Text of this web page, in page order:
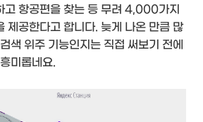
고 항공편을 찾는 등 무려 4,000가지
제공한다고 합니다. 늦게 나온 만큼 많
색 위주 기능인지는 직접 써보기 전에
미롭네요.